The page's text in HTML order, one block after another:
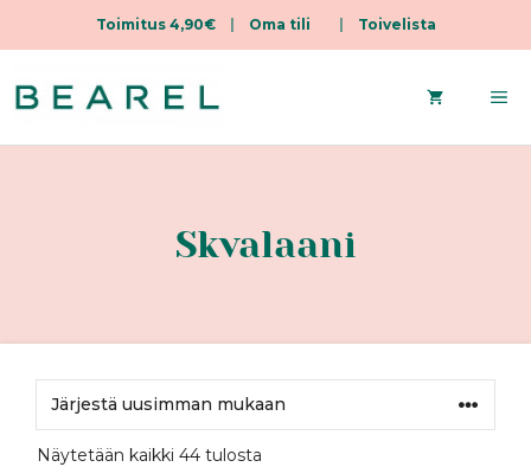
Toimitus 4,90€| Oma tili Toivelista
sisältöön
Skvalaani
Näytetään kaikki 44 tulosta